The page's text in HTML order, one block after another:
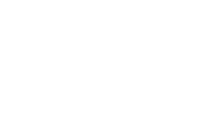
，查找并选择
一部分的工作类型。
务区域必须与父服务区域记录相关联，例